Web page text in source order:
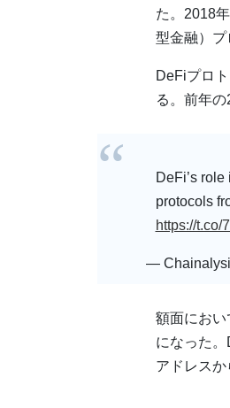
た。2018
型金融）プ
DeFiプロ
る。前年の
DeFi’s
protocols
https://t.co/
—
額面におい
になった
アドレスか